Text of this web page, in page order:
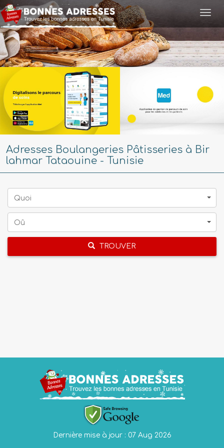
Adresses Boulangeries Pâtisseries à Bir
lahmar Tataouine - Tunisie
Quoi
Oû
TROUVER
Dernière mise à jour : 07 Aug 2026